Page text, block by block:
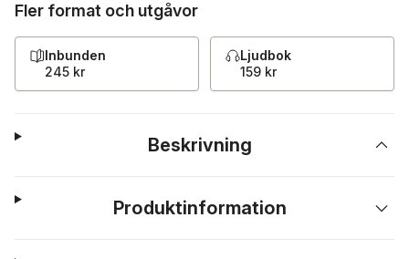
Fler format och utgåvor
Inbunden
245 kr
Ljudbok
159 kr
Beskrivning
Produktinformation